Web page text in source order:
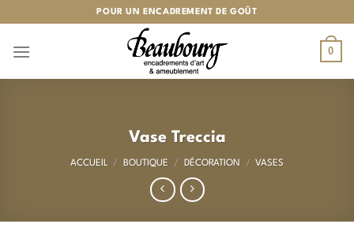
contenu
POUR UN ENCADREMENT DE GOÛT
0
Vase Treccia
ACCUEIL / BOUTIQUE / DÉCORATION / VASES